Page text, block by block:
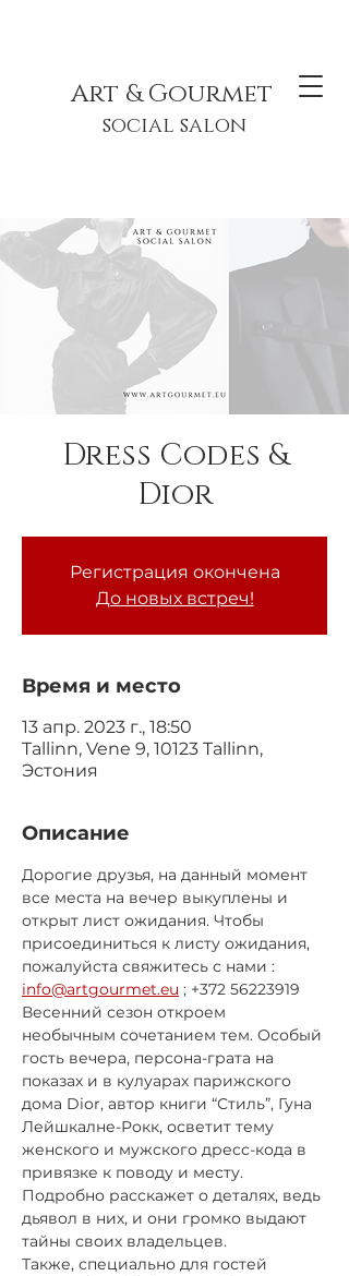
Art & Gourmet
social salon
Dress Codes &
Dior
Регистрация окончена
До новых встреч!
Время и место
13 апр. 2023 г., 18:50
Tallinn, Vene 9, 10123 Tallinn,
Эстония
Описание
Дорогие друзья, на данный момент
все места на вечер выкуплены и
открыт лист ожидания. Чтобы
присоединиться к листу ожидания,
пожалуйста свяжитесь с нами :
info@artgourmet.eu ; +372 56223919
Весенний сезон откроем
необычным сочетанием тем. Особый
гость вечера, персона-грата на
показах и в кулуарах парижского
дома Dior, автор книги “Стиль”, Гуна
Лейшкалне-Рокк, осветит тему
женского и мужского дресс-кода в
привязке к поводу и месту.
Подробно расскажет о деталях, ведь
дьявол в них, и они громко выдают
тайны своих владельцев.
Также, специально для гостей